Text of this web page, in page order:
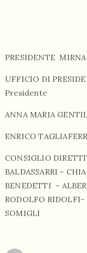
804
5943
PRESIDENTE
UFFICIO DI
Presidente
ANNA MARIA
ENRICO
CONSIGLIO
BALDASSARRI –
BENEDETTI –
RODOLFO RIDOLFI-
SOMIGLI